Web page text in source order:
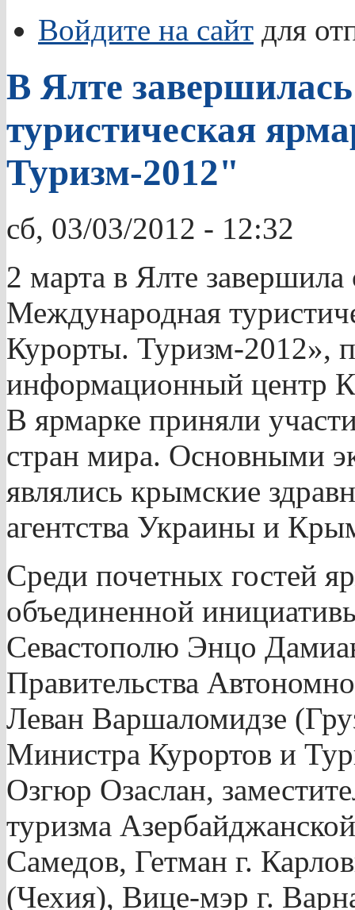
Войдите на сайт для
В Ялте
туристическая
Туризм-2012"
сб, 03/03/2012 - 12:32
2 марта в Ялте
Международная
Курорты. Туризм-2012»,
информационный центр
В ярмарке приняли
стран мира. Основными
являлись крымские
агентства Украины и
Среди почетных гостей
объединенной
Севастополю Энцо
Правительства
Леван Варшаломидзе
Министра Курортов и
Озгюр Озаслан,
туризма
Самедов, Гетман г.
(Чехия), Вице-мэр г.